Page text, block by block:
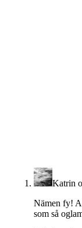
Katrin
Nämen fy!
som så